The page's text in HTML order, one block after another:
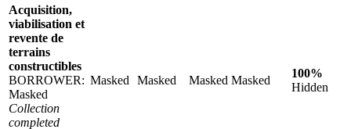
Acquisition,
viabilisation et
revente de
terrains
constructibles
BORROWER:
Masked
Collection
completed
Masked Masked Masked Masked
100%
Hidden